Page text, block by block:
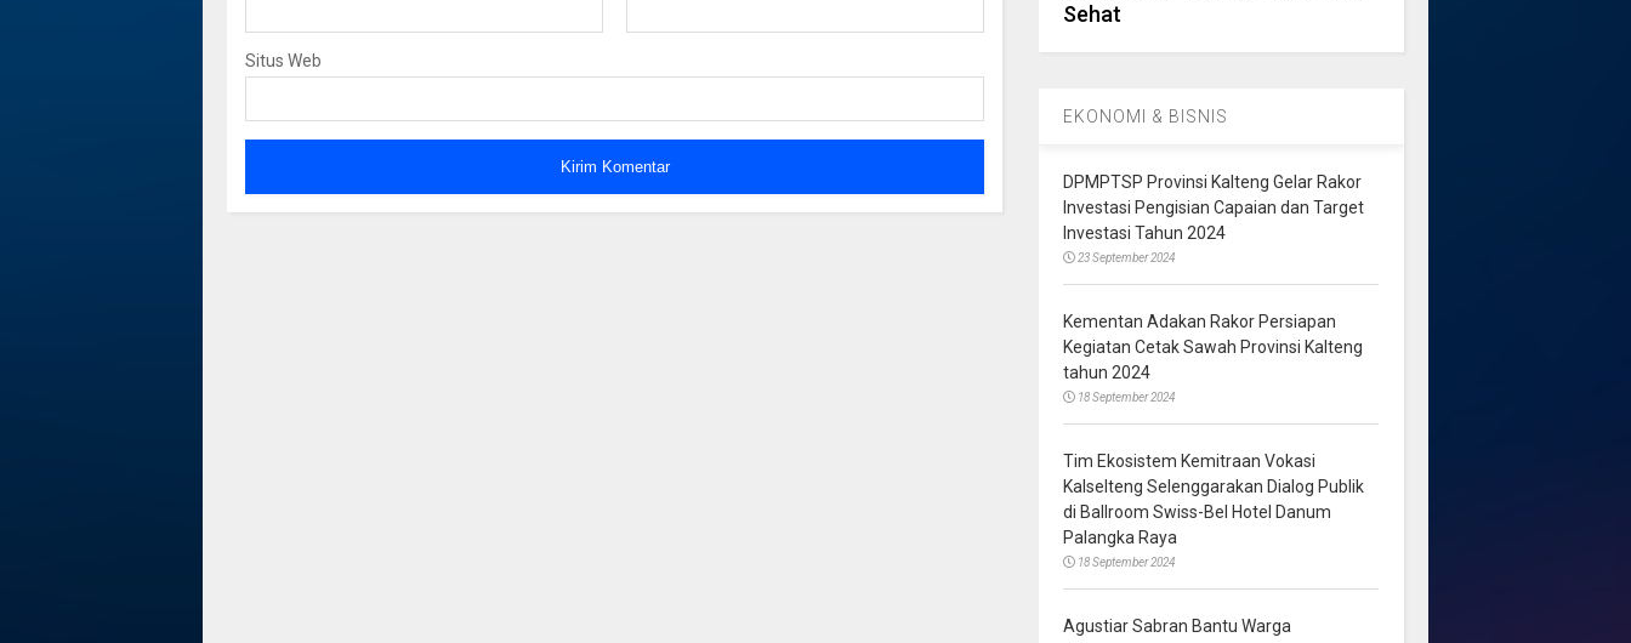
Situs Web
Sehat
EKONOMI & BISNIS
DPMPTSP Provinsi Kalteng Gelar Rakor
Investasi Pengisian Capaian dan Target
Investasi Tahun 2024
23 September 2024
Kementan Adakan Rakor Persiapan
Kegiatan Cetak Sawah Provinsi Kalteng
tahun 2024
18 September 2024
Tim Ekosistem Kemitraan Vokasi
Kalselteng Selenggarakan Dialog Publik
di Ballroom Swiss-Bel Hotel Danum
Palangka Raya
18 September 2024
Agustiar Sabran Bantu Warga